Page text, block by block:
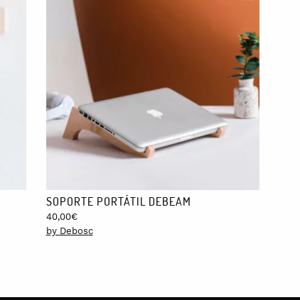
SOPORTE PORTÁTIL DEBEAM
40,00€
by Debosc